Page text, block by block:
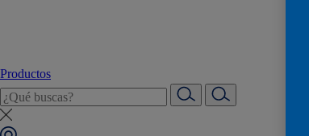
Productos